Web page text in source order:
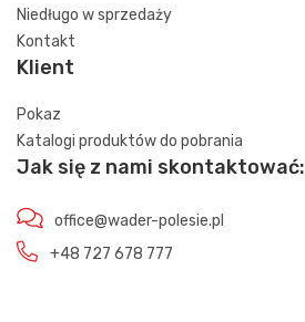
Niedługo w sprzedaży
Kontakt
Klient
Pokaz
Katalogi produktów do pobrania
Jak się z nami skontaktować:
office@wader-polesie.pl
+48 727 678 777